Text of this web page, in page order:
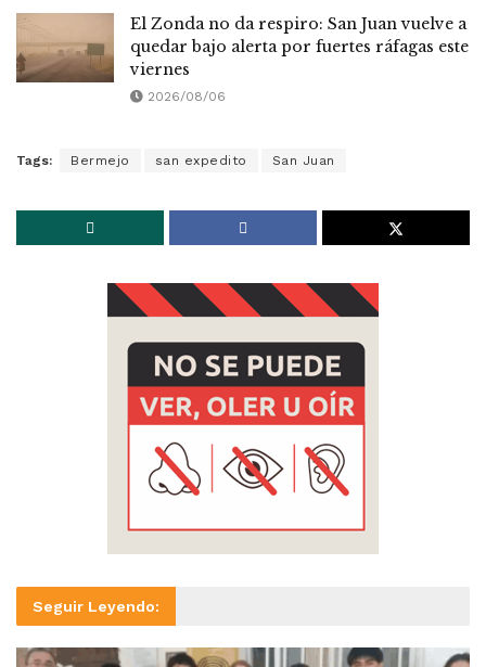
El Zonda no da respiro: San Juan vuelve a
quedar bajo alerta por fuertes ráfagas este
viernes
2026/08/06
Tags: Bermejo san expedito San Juan
Seguir Leyendo: